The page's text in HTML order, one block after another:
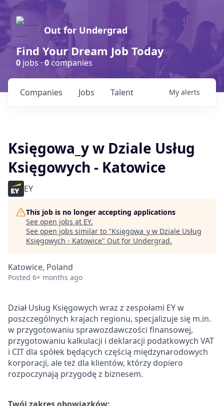
Out for Undergrad
Find Your Dream Job Today
0 jobs ·0companies
Jobs
Companies Talent My alerts
Księgowa_y w Dziale Usług
Księgowych - Katowice
EY
This job is no longer accepting applications
See open jobs at EY.
See open jobs similar to "Księgowa_y w Dziale Usług
Księgowych - Katowice" Out for Undergrad.
Katowice, Poland
Posted 6+ months ago
Dział Usług Księgowych wraz z zespołami EY w
poszczególnych krajach regionu, specjalizuje się m.in.
w przygotowaniu sprawozdawczości finansowej,
przygotowaniu kalkulacji i deklaracji podatkowych VAT
i CIT dla spółek będących częścią międzynarodowych
korporacji, ale też dla klientów, którzy dopiero
rozpoczynają przygodę z biznesem.